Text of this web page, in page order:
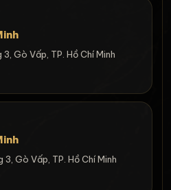
Gò Vấp, TP. Hồ Chí Minh
Gò Vấp, TP. Hồ Chí Minh